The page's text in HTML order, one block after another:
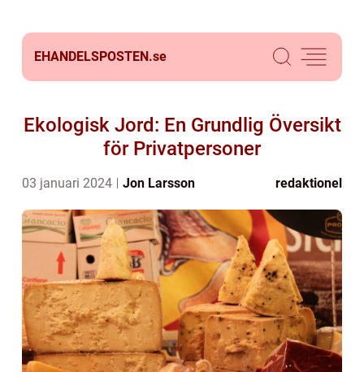
EHANDELSPOSTEN.se
Ekologisk Jord: En Grundlig Översikt
för Privatpersoner
03 januari 2024 Jon Larsson redaktionel